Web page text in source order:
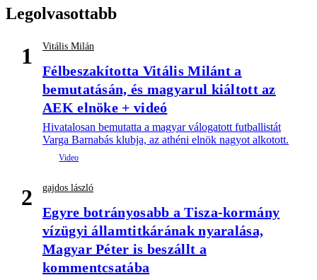
Legolvasottabb
1 Vitális Milán
Félbeszakította Vitális Milánt a
bemutatásán, és magyarul kiáltott az
AEK elnöke + videó
Hivatalosan bemutatta a magyar válogatott futballistát
Varga Barnabás klubja, az athéni elnök nagyot alkotott.
2 gajdos lászló
Egyre botrányosabb a Tisza-kormány
vízügyi államtitkárának nyaralása,
Magyar Péter is beszállt a
kommentcsatába